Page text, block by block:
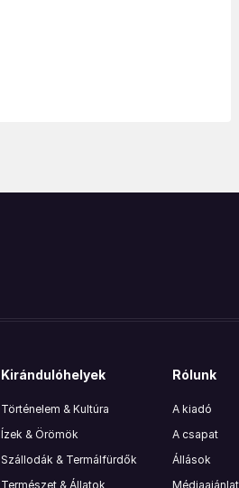
Kirándulóhelyek
Történelem & Kultúra
Ízek & Örömök
Szállodák & Termálfürdők
Természet & Állatok
Rólunk
A kiadó
A csapat
Állások
Médiaajánlat